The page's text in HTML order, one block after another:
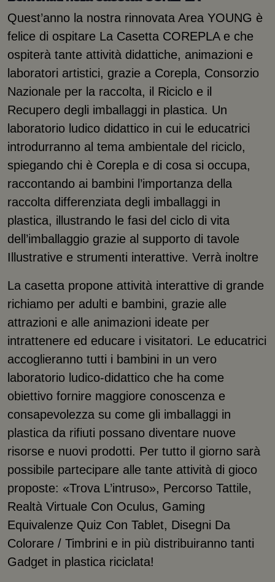
Quest’anno la nostra rinnovata Area YOUNG è
felice di ospitare La Casetta COREPLA e che
ospiterà tante attività didattiche, animazioni e
laboratori artistici, grazie a Corepla, Consorzio
Nazionale per la raccolta, il Riciclo e il
Recupero degli imballaggi in plastica. Un
laboratorio ludico didattico in cui le educatrici
introdurranno al tema ambientale del riciclo,
spiegando chi è Corepla e di cosa si occupa,
raccontando ai bambini l’importanza della
raccolta differenziata degli imballaggi in
plastica, illustrando le fasi del ciclo di vita
dell’imballaggio grazie al supporto di tavole
Illustrative e strumenti interattive. Verrà inoltre
La casetta propone attività interattive di grande
richiamo per adulti e bambini, grazie alle
attrazioni e alle animazioni ideate per
intrattenere ed educare i visitatori. Le educatrici
accoglieranno tutti i bambini in un vero
laboratorio ludico-didattico che ha come
obiettivo fornire maggiore conoscenza e
consapevolezza su come gli imballaggi in
plastica da rifiuti possano diventare nuove
risorse e nuovi prodotti. Per tutto il giorno sarà
possibile partecipare alle tante attività di gioco
proposte: «Trova L’intruso», Percorso Tattile,
Realtà Virtuale Con Oculus, Gaming
Equivalenze Quiz Con Tablet, Disegni Da
Colorare / Timbrini e in più distribuiranno tanti
Gadget in plastica riciclata!